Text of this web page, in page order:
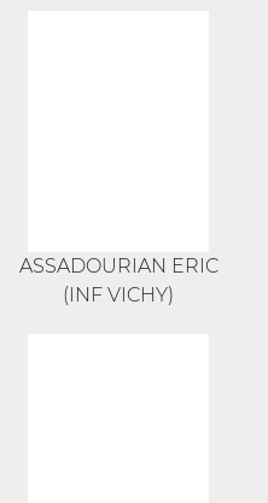
ASSADOURIAN ERIC
(INF VICHY)